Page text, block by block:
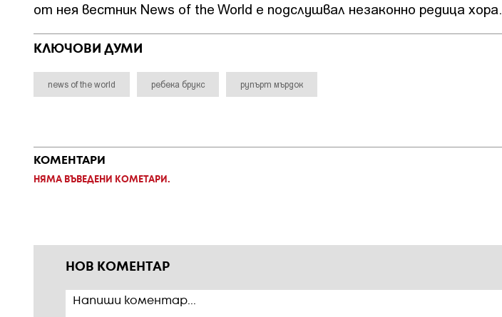
от нея вестник News of the World е подслушвал незаконно редица хора.
КЛЮЧОВИ ДУМИ
news of the world ребека брукс рупърт мърдок
КОМЕНТАРИ
НЯМА ВЪВЕДЕНИ КОМЕТАРИ.
НОВ КОМЕНТАР